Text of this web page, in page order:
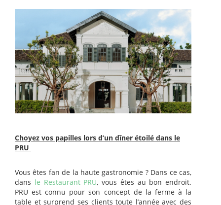
Choyez vos papilles lors d’un dîner étoilé dans le
PRU
Vous êtes fan de la haute gastronomie ? Dans ce cas,
dans le Restaurant PRU, vous êtes au bon endroit.
PRU est connu pour son concept de la ferme à la
table et surprend ses clients toute l’année avec des